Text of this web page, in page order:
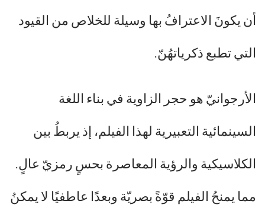
أن يكونَ الاعترافُ بها وسيلة للخلاص من القيود
التي تطبع ذكرياتهُنّ.
الأرجوانيّ هو حجر الزاوية في بناء اللغة
السينمائية التعبيرية لهذا الفيلم، إذ يربطُ بين
الكلاسيكية والرؤية المعاصرة بحسٍ رمزيّ عالٍ.
مما يمنحُ الفيلم قوّةً بصريّة وبعدًا عاطفيًا لا يمكنُ